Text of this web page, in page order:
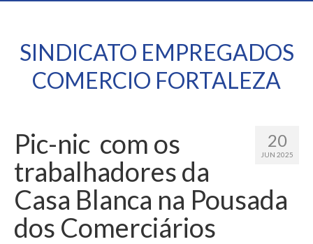
SINDICATO EMPREGADOS
COMERCIO FORTALEZA
20
JUN 2025
Pic-nic com os
trabalhadores da
Casa Blanca na Pousada
dos Comerciários